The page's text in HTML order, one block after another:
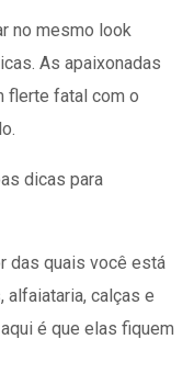
no mesmo look
As apaixonadas
flerte fatal com o
dicas para
das quais você está
alfaiataria, calças e
é que elas fiquem